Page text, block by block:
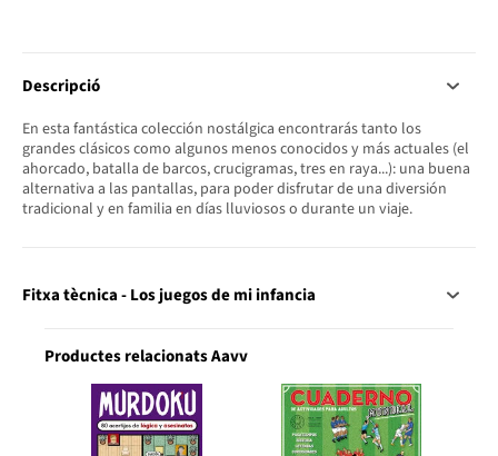
Descripció
En esta fantástica colección nostálgica encontrarás tanto los
grandes clásicos como algunos menos conocidos y más actuales (el
ahorcado, batalla de barcos, crucigramas, tres en raya...): una buena
alternativa a las pantallas, para poder disfrutar de una diversión
tradicional y en familia en días lluviosos o durante un viaje.
Fitxa tècnica - Los juegos de mi infancia
Productes relacionats Aavv